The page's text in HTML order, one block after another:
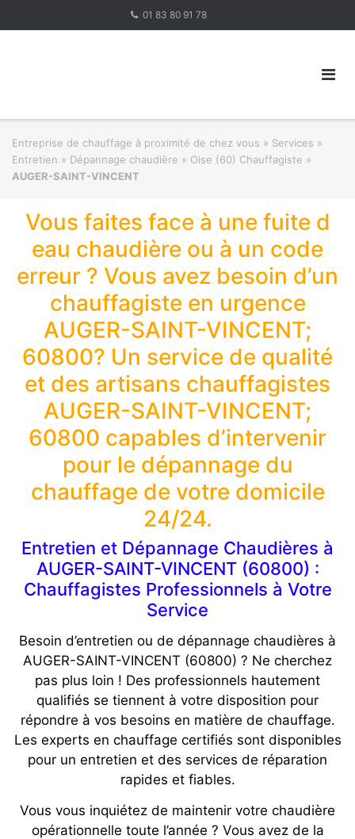
01 83 80 91 78
Entreprise de chauffage à proximité de chez vous » Services »
Entretien » Dépannage chaudière » Oise (60) Chauffagiste »
AUGER-SAINT-VINCENT
Vous faites face à une fuite d
eau chaudière ou à un code
erreur ? Vous avez besoin d’un
chauffagiste en urgence
AUGER-SAINT-VINCENT;
60800? Un service de qualité
et des artisans chauffagistes
AUGER-SAINT-VINCENT;
60800 capables d’intervenir
pour le dépannage du
chauffage de votre domicile
24/24.
Entretien et Dépannage Chaudières à
AUGER-SAINT-VINCENT (60800) :
Chauffagistes Professionnels à Votre
Service
Besoin d’entretien ou de dépannage chaudières à
AUGER-SAINT-VINCENT (60800) ? Ne cherchez
pas plus loin ! Des professionnels hautement
qualifiés se tiennent à votre disposition pour
répondre à vos besoins en matière de chauffage.
Les experts en chauffage certifiés sont disponibles
pour un entretien et des services de réparation
rapides et fiables.
Vous vous inquiétez de maintenir votre chaudière
opérationnelle toute l’année ? Vous avez de la